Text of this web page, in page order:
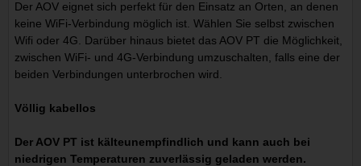
Der AOV eignet sich perfekt für den Einsatz an Orten, an denen
keine WiFi-Verbindung möglich ist. Wählen Sie selbst zwischen
Wifi oder 4G. Darüber hinaus bietet das AOV PT die Möglichkeit,
zwischen WiFi- und 4G-Verbindung umzuschalten, falls eine der
beiden Verbindungen unterbrochen wird.
Völlig kabellos
Der AOV PT ist kälteunempfindlich und kann auch bei
niedrigen Temperaturen zuverlässig geladen werden.